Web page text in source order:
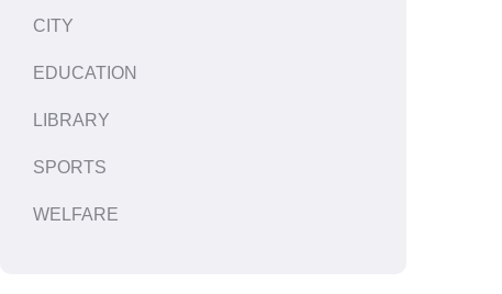
CITY
EDUCATION
LIBRARY
SPORTS
WELFARE